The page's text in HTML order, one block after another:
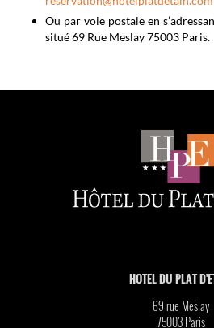
Ou par voie postale en
situé 69 Rue Meslay 75003 Paris.
HOTEL DU PLAT
69 rue Meslay
75003 Paris